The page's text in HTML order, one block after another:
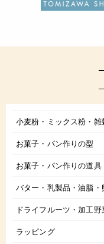
小麦粉・ミックス粉・雑
お菓子・パン作りの型
お菓子・パン作りの道具
バター・乳製品・油脂・
ドライフルーツ・加工野
ラッピング